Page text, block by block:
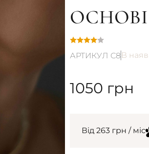
АРТИКУЛ С8В
1050 грн
Від 263 грн / міс